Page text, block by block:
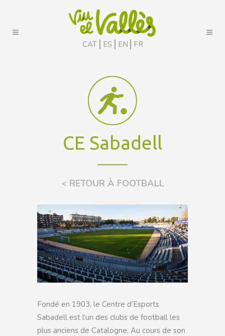
CAT ES EN FR
CE Sabadell
< RETOUR À FOOTBALL
Fondé en 1903, le Centre d’Esports
Sabadell est l’un des clubs de football les
plus anciens de Catalogne. Au cours de son